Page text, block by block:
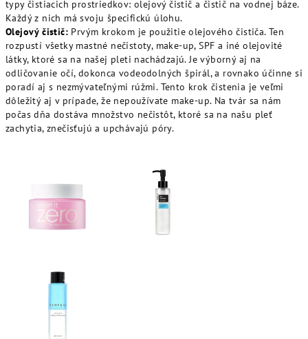
typy čistiacich prostriedkov: olejový čistič a čistič na vodnej báze.
Každý z nich má svoju špecifickú úlohu.
Olejový čistič: Prvým krokom je použitie olejového čističa. Ten
rozpustí všetky mastné nečistoty, make-up, SPF a iné olejovité
látky, ktoré sa na našej pleti nachádzajú. Je výborný aj na
odličovanie očí, dokonca vodeodolných špirál, a rovnako účinne si
poradí aj s nezmývateľnými rúžmi. Tento krok čistenia je veľmi
dôležitý aj v prípade, že nepoužívate make-up. Na tvár sa nám
počas dňa dostáva množstvo nečistôt, ktoré sa na našu pleť
zachytia, znečisťujú a upchávajú póry.